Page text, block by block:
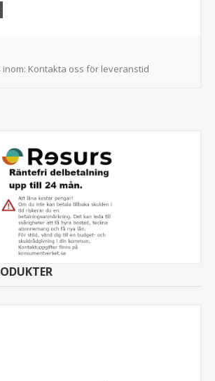
inom: Kontakta oss för leveranstid